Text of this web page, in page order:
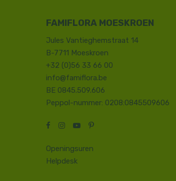
FAMIFLORA MOESKROEN
Jules Vantieghemstraat 14
B-7711 Moeskroen
+32 (0)56 33 66 00
info@famiflora.be
BE 0845.509.606
Peppol-nummer: 0208:0845509606
Openingsuren
Helpdesk